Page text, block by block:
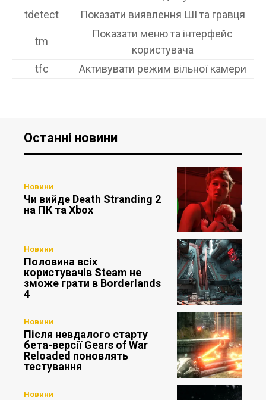
tdetect
Показати виявлення ШІ та гравця
tm
Показати меню та інтерфейс
користувача
tfc
Активувати режим вільної камери
Останні новини
Новини
Чи вийде Death Stranding 2
на ПК та Xbox
Новини
Половина всіх
користувачів Steam не
зможе грати в Borderlands
4
Новини
Після невдалого старту
бета-версії Gears of War
Reloaded поновлять
тестування
Новини